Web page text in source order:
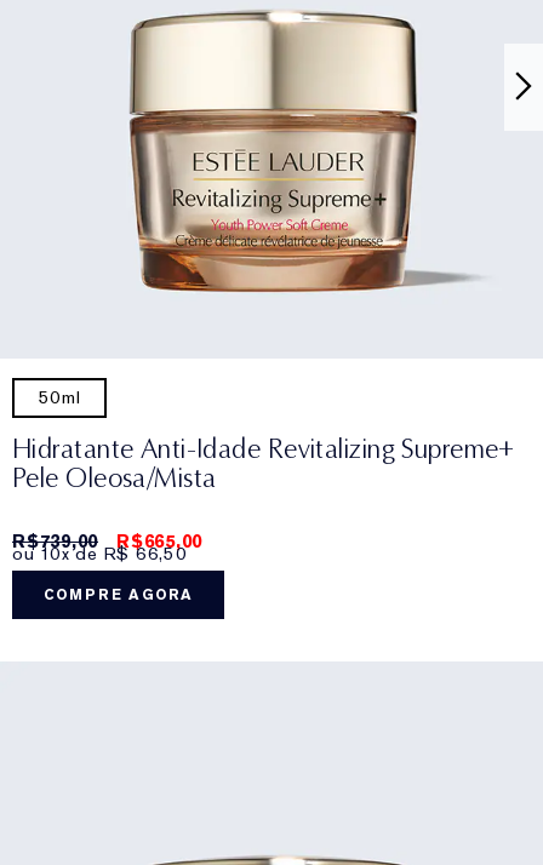
50ml
Hidratante Anti-Idade Revitalizing Supreme+
Pele Oleosa/Mista
R$739,00 R$665,00
ou 10x de R$ 66,50
COMPRE AGORA